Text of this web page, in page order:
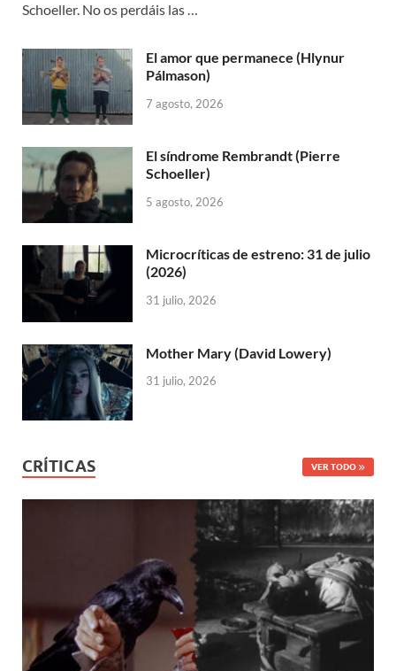
Schoeller. No os perdáis las …
El amor que permanece (Hlynur
Pálmason)
7 agosto, 2026
El síndrome Rembrandt (Pierre
Schoeller)
5 agosto, 2026
Microcríticas de estreno: 31 de julio
(2026)
31 julio, 2026
Mother Mary (David Lowery)
31 julio, 2026
CRÍTICAS VER TODO